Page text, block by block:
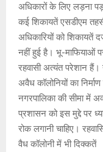
अधिकारों के लिए लड़ना
कई शिकायतें एसडीएम
अधिकारियों को शिकायतें
नहीं हुई है। भू-माफियाओं
रहवासी अत्यंत परेशान
अवैध कॉलोनियों का
नगरपालिका की सीमा में
प्रशासन को इस मुद्दे पर
रोक लगानी चाहिए।
वैध कॉलोनी में भी दिक्कतें